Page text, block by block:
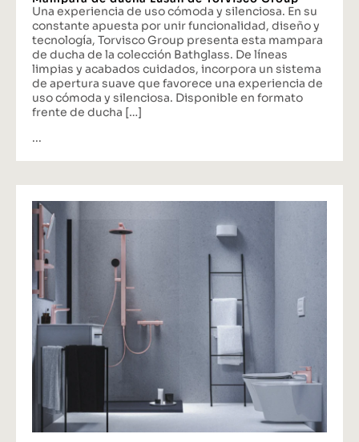
Una experiencia de uso cómoda y silenciosa. En su
constante apuesta por unir funcionalidad, diseño y
tecnología, Torvisco Group presenta esta mampara
de ducha de la colección Bathglass. De líneas
limpias y acabados cuidados, incorpora un sistema
de apertura suave que favorece una experiencia de
uso cómoda y silenciosa. Disponible en formato
frente de ducha […]
...